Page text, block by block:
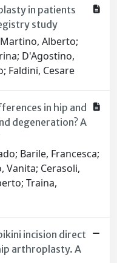
in patients
study
Alberto;
D'Agostino,
Faldini, Cesare
in hip and
degeneration? A
Barile, Francesca;
Vanita; Cerasoli,
Traina,
incision direct
arthroplasty. A